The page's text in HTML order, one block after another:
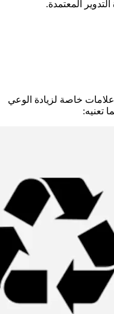
المعتمدة.
يستخدم كل منتج من منتجات Logitech علامات خاصة لزيادة الوعي
تعنيه: